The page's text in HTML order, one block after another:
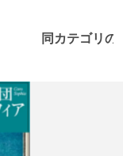
同カテゴリの